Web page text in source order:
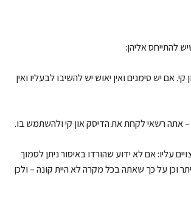
להתייחס אליהן:
אם יש סימנים ואין יאוש יש להשיבו לבעליו ואין
אתה רשאי לקחת את הדיסק און קי ולהשתמש בו.
עליו: אם לא ידוע שהורדו באיסור ניתן לסמוך
וכן על כך שאתה בכל מקרה לא היית קונה – ולכן